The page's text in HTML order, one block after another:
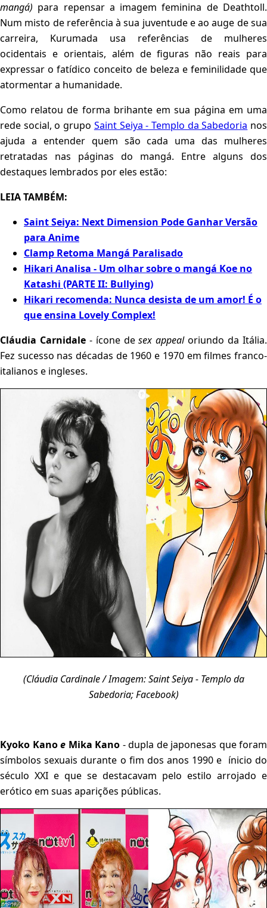
mangá) para repensar a imagem feminina de Deathtoll.
Num misto de referência à sua juventude e ao auge de sua
carreira, Kurumada usa referências de mulheres
ocidentais e orientais, além de figuras não reais para
expressar o fatídico conceito de beleza e feminilidade que
atormentar a humanidade.
Como relatou de forma brihante em sua página em uma
rede social, o grupo Saint Seiya - Templo da Sabedoria nos
ajuda a entender quem são cada uma das mulheres
retratadas nas páginas do mangá. Entre alguns dos
destaques lembrados por eles estão:
LEIA TAMBÉM:
Saint Seiya: Next Dimension Pode Ganhar Versão
para Anime
Clamp Retoma Mangá Paralisado
Hikari Analisa - Um olhar sobre o mangá Koe no
Katashi (PARTE II: Bullying)
Hikari recomenda: Nunca desista de um amor! É o
que ensina Lovely Complex!
Cláudia Carnidale- ícone desex appealoriundo da Itália.
Fez sucesso nas décadas de 1960 e 1970 em filmes franco-
italianos e ingleses.
(Cláudia Cardinale / Imagem: Saint Seiya - Templo da
Sabedoria; Facebook)
Kyoko Kanoe Mika Kano - dupla de japonesas que foram
símbolos sexuais durante o fim dos anos 1990 e ínicio do
século XXI e que se destacavam pelo estilo arrojado e
erótico em suas aparições públicas.